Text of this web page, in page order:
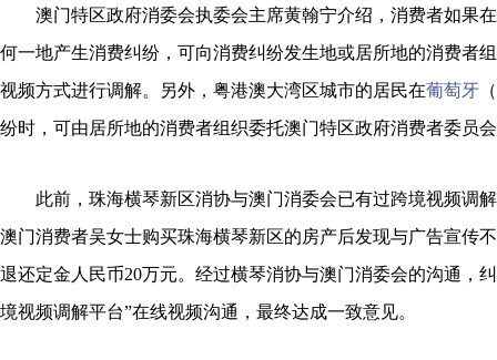
澳门特区政府消委会执委会主席黄翰宁介绍，消费者如果
何一地产生消费纠纷，可向消费纠纷发生地或居所地的消费者
视频方式进行调解。另外，粤港澳大湾区城市的居民在葡萄牙
纷时，可由居所地的消费者组织委托澳门特区政府消费者委员
此前，珠海横琴新区消协与澳门消委会已有过跨境视频调
澳门消费者吴女士购买珠海横琴新区的房产后发现与广告宣传
退还定金人民币20万元。经过横琴消协与澳门消委会的沟通，
境视频调解平台”在线视频沟通，最终达成一致意见。